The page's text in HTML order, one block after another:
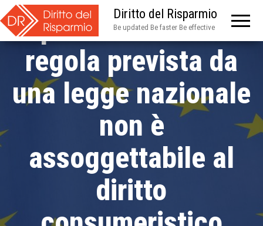
Diritto del Risparmio
Be updated Be faster Be effective
riproduttiva di una
regola prevista da
una legge nazionale
non è
assoggettabile al
diritto